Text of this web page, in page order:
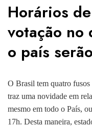
Horários
votação no
o país
O Brasil tem quatro fusos
traz uma novidade em
mesmo em todo o País,
17h. Desta maneira,